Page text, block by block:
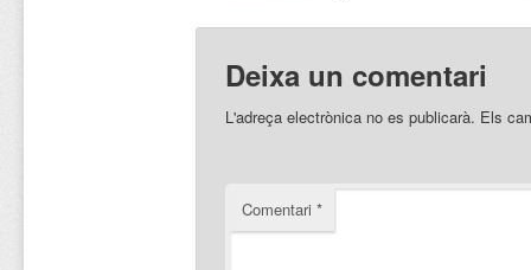
Deixa un comentari
L'adreça electrònica no es publicarà. Els
Comentari *